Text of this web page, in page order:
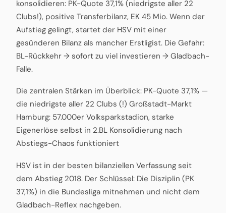
konsolidieren: PK-Quote 37,1% (niedrigste aller 22
Clubs!), positive Transferbilanz, EK 45 Mio. Wenn der
Aufstieg gelingt, startet der HSV mit einer
gesünderen Bilanz als mancher Erstligist. Die Gefahr:
BL-Rückkehr → sofort zu viel investieren → Gladbach-
Falle.
Die zentralen Stärken im Überblick: PK-Quote 37,1% —
die niedrigste aller 22 Clubs (!) Großstadt-Markt
Hamburg: 57.000er Volksparkstadion, starke
Eigenerlöse selbst in 2.BL Konsolidierung nach
Abstiegs-Chaos funktioniert
HSV ist in der besten bilanziellen Verfassung seit
dem Abstieg 2018. Der Schlüssel: Die Disziplin (PK
37,1%) in die Bundesliga mitnehmen und nicht dem
Gladbach-Reflex nachgeben.